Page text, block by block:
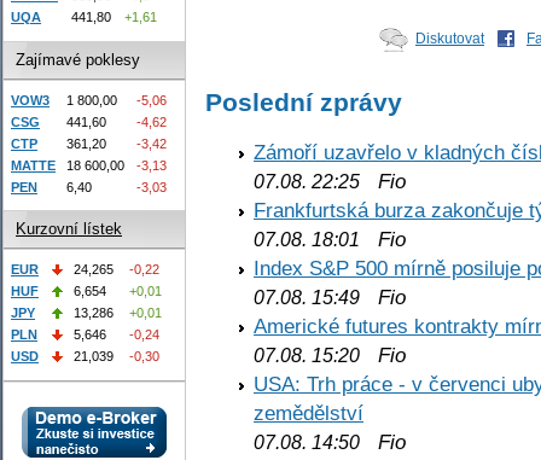
Diskutovat
Poslední zprávy
Zámoří uzavřelo v kladných
07.08. 22:25 Fio
Frankfurtská burza zakončuje
07.08. 18:01
Fio
Index S&P 500 mírně posiluje
07.08. 15:49 Fio
Americké futures kontrakty
07.08. 15:20 Fio
USA: Trh práce - v červenci
zemědělství
07.08. 14:50 Fio
UQA
441,80 +1,61
Zajímavé poklesy
VOW3 1 800,00
-5,06
CSG
441,60
-4,62
CTP
361,20
-3,42
MATTE
18 600,00
-3,13
PEN
6,40 -3,03
Kurzovní lístek
EUR 24,265
-0,22
HUF
6,654
+0,01
JPY
13,286
+0,01
PLN
5,646
-0,24
USD
21,039 -0,30